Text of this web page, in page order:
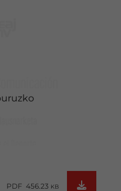
PDF 456.23 KB